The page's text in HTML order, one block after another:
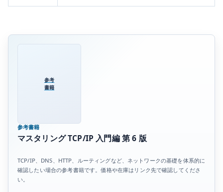
参考
書籍
参考書籍
マスタリング TCP/IP 入門編 第 6 版
TCP/IP、DNS、HTTP、ルーティングなど、ネットワークの基礎を体系的に
確認したい場合の参考書籍です。価格や在庫はリンク先で確認してくださ
い。